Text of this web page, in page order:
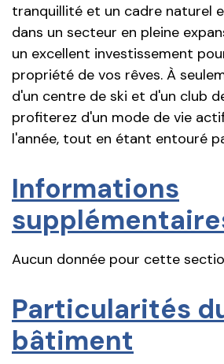
tranquillité et un cadre naturel
dans un secteur en pleine
un excellent investissement
propriété de vos rêves. À
d'un centre de ski et d'un club
profiterez d'un mode de vie
l'année, tout en étant entouré
Informations
Aucun donnée pour cette
Particularités
bâtiment